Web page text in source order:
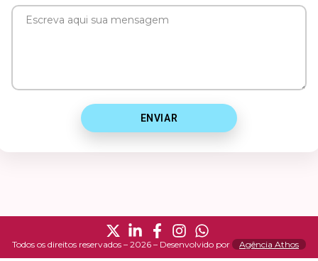
ENVIAR
Todos os direitos reservados – 2026 – Desenvolvido por Agência Athos